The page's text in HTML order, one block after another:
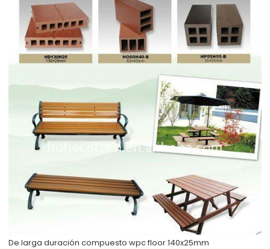
De larga duración compuesto wpc floor 140x25mm